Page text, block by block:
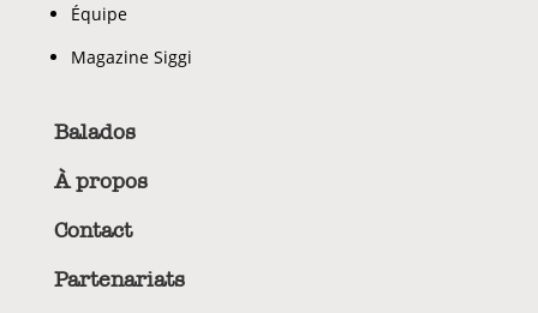
Équipe
Magazine Siggi
Balados
À propos
Contact
Partenariats